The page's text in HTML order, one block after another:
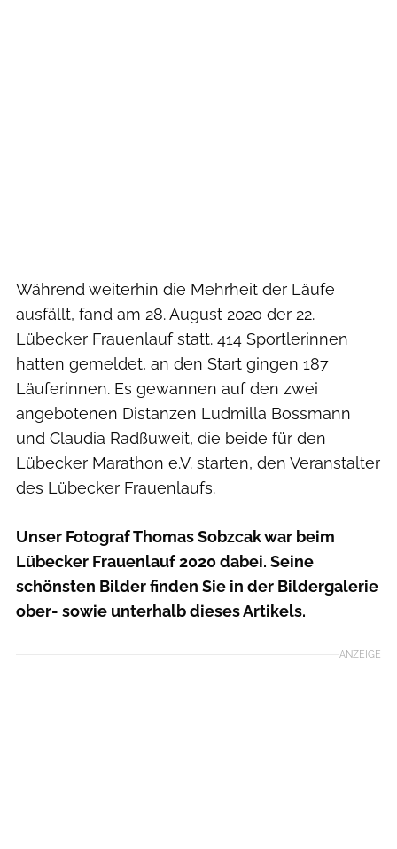
Während weiterhin die Mehrheit der Läufe
ausfällt, fand am 28. August 2020 der 22.
Lübecker Frauenlauf statt. 414 Sportlerinnen
hatten gemeldet, an den Start gingen 187
Läuferinnen. Es gewannen auf den zwei
angebotenen Distanzen Ludmilla Bossmann
und Claudia Radßuweit, die beide für den
Lübecker Marathon e.V. starten, den Veranstalter
des Lübecker Frauenlaufs.
Unser Fotograf Thomas Sobzcak war beim
Lübecker Frauenlauf 2020 dabei. Seine
schönsten Bilder finden Sie in der Bildergalerie
ober- sowie unterhalb dieses Artikels.
ANZEIGE